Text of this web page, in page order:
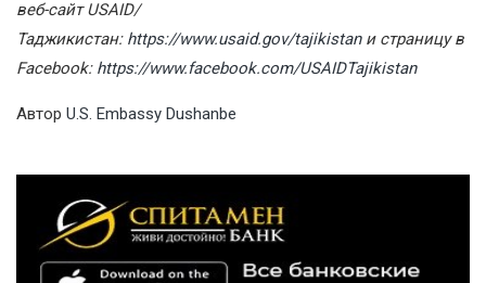
веб-сайт USAID/
Таджикистан: https://www.usaid.gov/tajikistanи страницу в
Facebook: https://www.facebook.com/USAIDTajikistan
Автор U.S. Embassy Dushanbe